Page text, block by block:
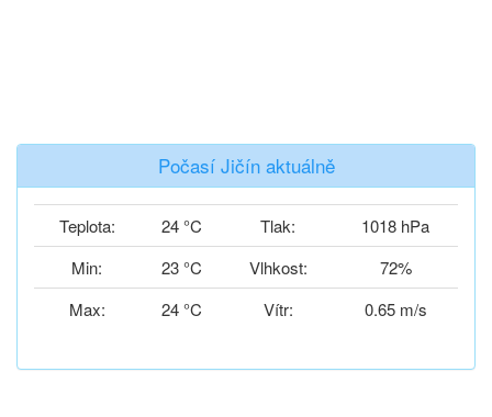
Počasí Jičín aktuálně
Teplota: 24 °C Tlak:
1018 hPa
Min:
23 °C Vlhkost:
72%
Max:
24 °C Vítr: 0.65 m/s